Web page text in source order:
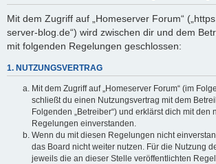
Mit dem Zugriff auf „Homeserver Forum“
server-blog.de“) wird zwischen dir und dem
mit folgenden Regelungen geschlossen:
1. NUTZUNGSVERTRAG
Mit dem Zugriff auf „Homeserver Forum“ (im
schließt du einen Nutzungsvertrag mit dem
Folgenden „Betreiber“) und erklärst dich mit den
Regelungen einverstanden.
Wenn du mit diesen Regelungen nicht
das Board nicht weiter nutzen. Für die Nutzung
jeweils die an dieser Stelle veröffentlichten